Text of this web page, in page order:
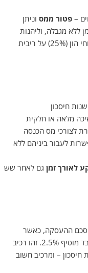
ממסוניתן
וליהנות
מהשקעה מצטברת לאורך שנים. ופטור ממס רווחי הון (25%) על ריבית
או חלקית
מס הכנסה
ביניהם ללא
זמןגם לאחר שש
כאשר
המעסיק מפריש בדרך כלל 7.5% מהשכר, והעובד מוסיף 2.5%. זהו רכיב
– ומרכיב חשוב